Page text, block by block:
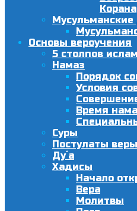
Корана
Основы вероучения
5 столпов
Намаз
Порядок
Условия
Время
Суры
Постулаты веры
Ду´а
Хадисы
Начало
Вера
Молитвы